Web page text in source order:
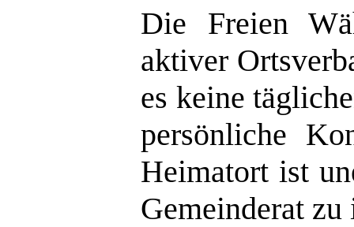
Die Freien
aktiver
es keine
persönliche
Heimatort ist
Gemeinderat